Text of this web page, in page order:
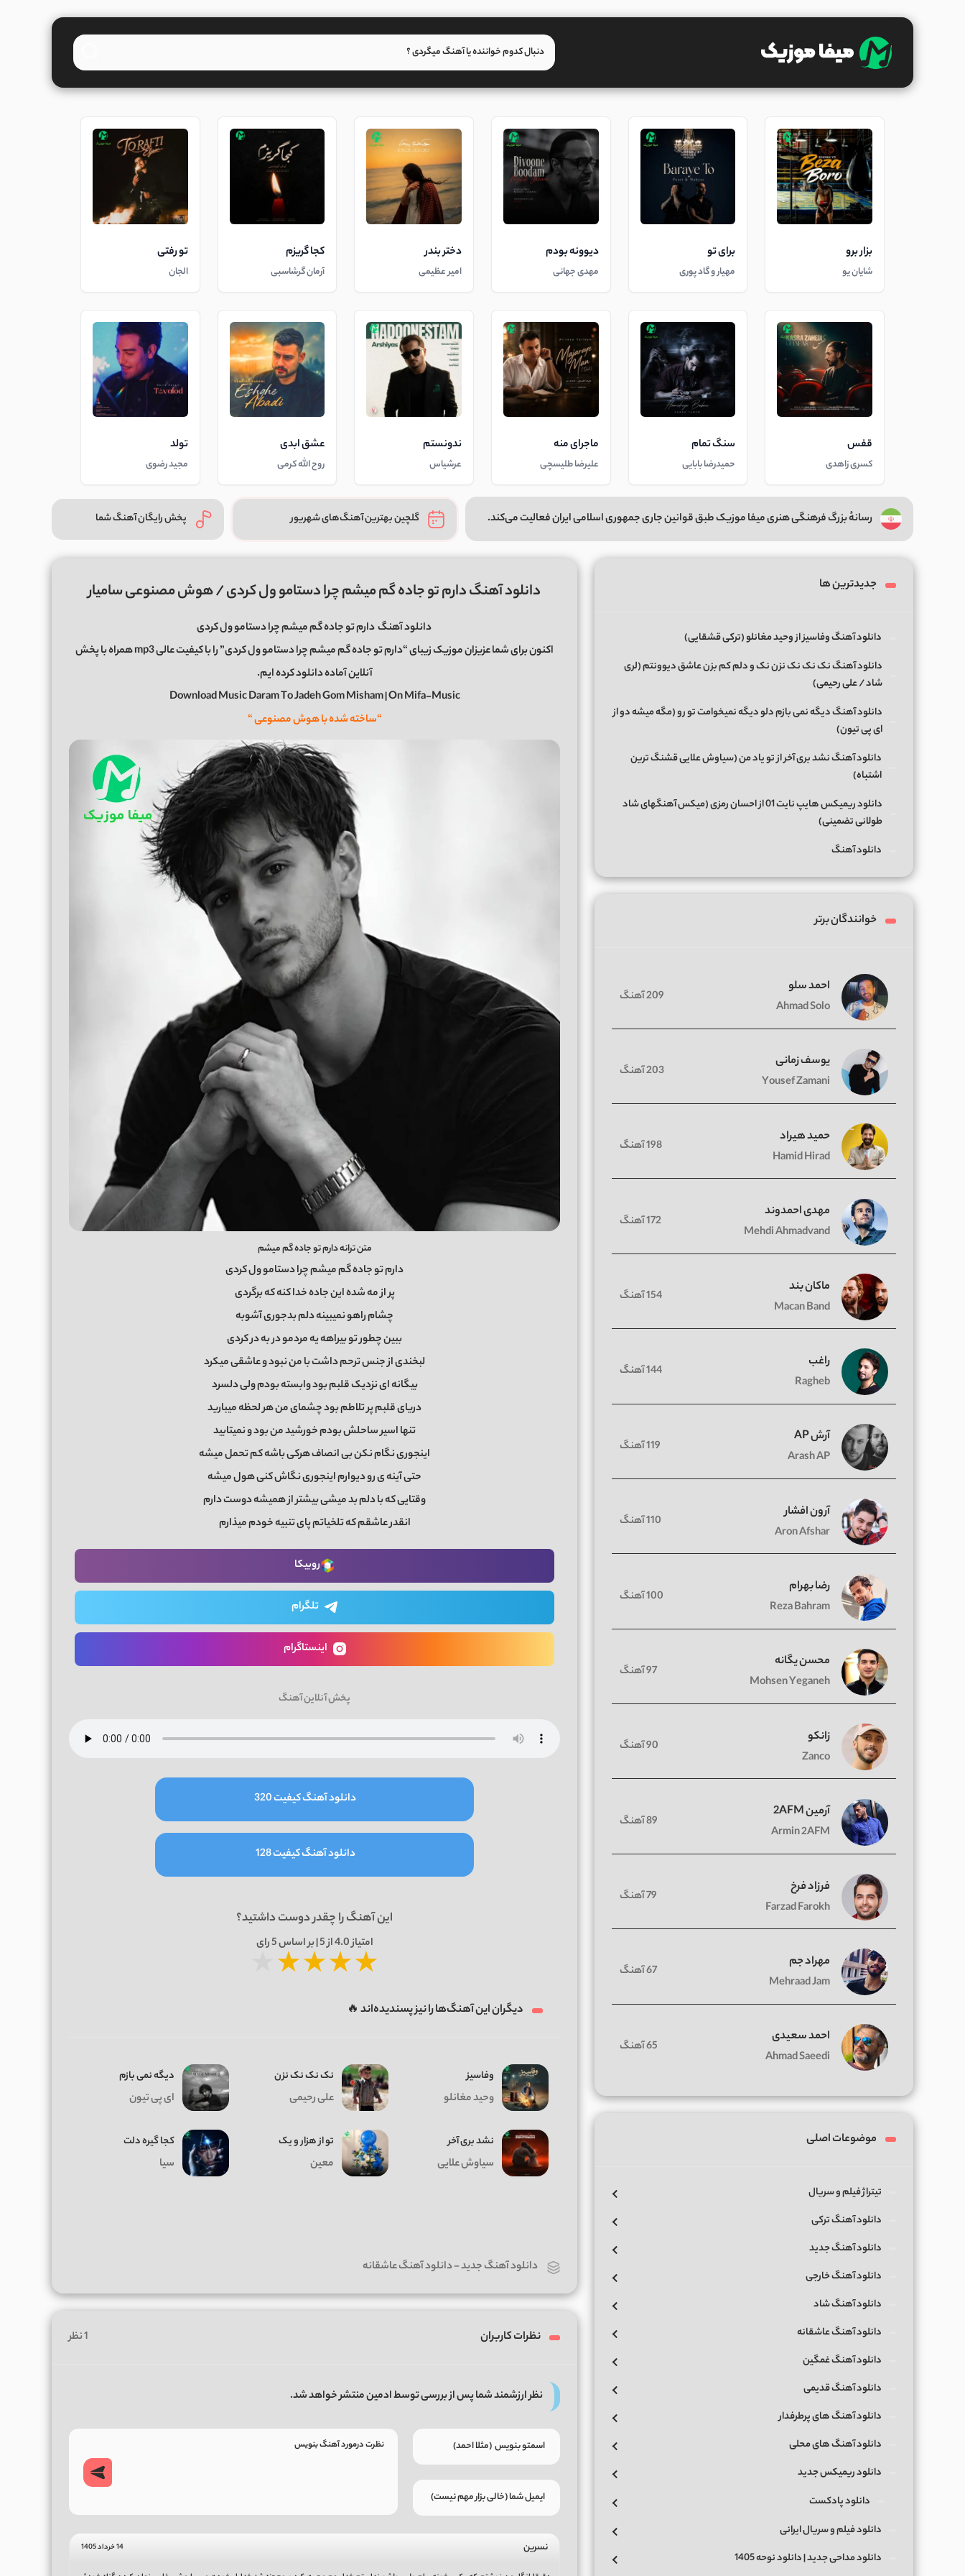
بزار برو
شایان یو
برای تو
مهیار و گاد پوری
دیوونه بودم
مهدی جهانی
دختر بندر
امیر عظیمی
کجا گریزم
آرمان گرشاسبی
تو رفتی
الجان
قفس
کسری زاهدی
سنگ تمام
حمیدرضا بابایی
ماجرای منه
علیرضا طلیسچی
ندونستم
عرشیاس
عشق ابدی
روح الله کرمی
تولد
مجید رضوی
رسانهٔ بزرگ فرهنگی هنری میفا موزیک طبق قوانین جاری جمهوری اسلامی ایران فعالیت می‌کند. گلچین بهترین آهنگ‌های شهریور پخش رایگان آهنگ شما
دانلود آهنگ دارم تو جاده گم میشم چرا دستامو ول کردی / هوش مصنوعی سامیار
دانلود آهنگدارم تو جاده گم میشم چرا دستامو ول کردی
اکنون برای شما عزیزان موزیک زیبای “دارم تو جاده گم میشم چرا دستامو ول کردی” را با کیفیت عالی mp3 همراه با پخش
آنلاین آماده دانلود کرده ایم.
Download Music Daram To Jadeh Gom Misham | On Mifa-Music
“ساخته شده با هوش مصنوعی “
متن ترانه دارم تو جاده گم میشم
دارم تو جاده گم میشم چرا دستامو ول کردی
پر از مه شده این جاده خدا کنه که برگردی
چشام راهو نمیبینه دلم بدجوری آشوبه
ببین چطور تو بیراهه یه مردمو در به در کردی
لبخندی از جنس ترحم داشت با من نبود و عاشقی میکرد
بیگانه ای نزدیک قلبم بود وابسته بودم ولی دلسرد
دریای قلبم پر تلاطم بود چشمای من هر لحظه میبارید
تنها اسیر ساحلش بودم خورشید من بود و نمیتابید
اینجوری نگام نکن بی انصاف هرکی باشه کم تحمل میشه
حتی آینه ی رو دیوارم اینجوری نگاش کنی هول میشه
وقتایی که با دلم بد میشی بیشتر از همیشه دوست دارم
انقدر عاشقم که تلخیاتم پای تنبیه خودم میذارم
روبیکا
تلگرام
اینستاگرام
پخش آنلاین آهنگ
دانلود آهنگ کیفیت 320
دانلود آهنگ کیفیت 128
این آهنگ را چقدر دوست داشتید؟
امتیاز4.0از 5 | بر اساس 5رای
★★★★
دیگران این آهنگ‌ها را نیز پسندیده‌اند 🔥
وفاسیز
وحید مغانلو
نک نک نک نزن
علی رحیمی
دیگه نمی بازم
ای پی تیون
نشد بری آخر
سیاوش علایی
تو از هزار و یک
معین
کجا گیره دلت
سیا
دانلود آهنگ جدید-دانلود آهنگ عاشقانه
نظرات کاربران 1 نظر
نظر ارزشمند شما پس از بررسی توسط ادمین منتشر خواهد شد.
نسرین 14 خرداد 1405
جدیدترین ها
دانلود آهنگ وفاسیز از وحید مغانلو (ترکی قشقایی)
دانلود آهنگ نک نک نک نزن نک و دلم کم بزن عاشق دیوونتم (لری
شاد / علی رحیمی)
دانلود آهنگ دیگه نمی بازم دلو دیگه نمیخوامت تو رو (مگه میشه دو از
ای پی تیون)
دانلود آهنگ نشد بری آخر از تو یاد من (سیاوش علایی قشنگ ترین
اشتباه)
دانلود ریمیکس هایپ نایت 01 از احسان رمزی (میکس آهنگهای شاد
طولانی تضمینی)
دانلود آهنگ
خوانندگان برتر
احمد سلو
Ahmad Solo
209 آهنگ
یوسف زمانی
Yousef Zamani
203 آهنگ
حمید هیراد
Hamid Hirad
198 آهنگ
مهدی احمدوند
Mehdi Ahmadvand
172 آهنگ
ماکان بند
Macan Band
154 آهنگ
راغب
Ragheb
144 آهنگ
آرش AP
Arash AP
119 آهنگ
آرون افشار
Aron Afshar
110 آهنگ
رضا بهرام
Reza Bahram
100 آهنگ
محسن یگانه
Mohsen Yeganeh
97 آهنگ
زانکو
Zanco
90 آهنگ
آرمین 2AFM
Armin 2AFM
89 آهنگ
فرزاد فرخ
Farzad Farokh
79 آهنگ
مهراد جم
Mehraad Jam
67 آهنگ
احمد سعیدی
Ahmad Saeedi
65 آهنگ
موضوعات اصلی
تیتراژ فیلم و سریال
دانلود آهنگ ترکی
دانلود آهنگ جدید
دانلود آهنگ خارجی
دانلود آهنگ شاد
دانلود آهنگ عاشقانه
دانلود آهنگ غمگین
دانلود آهنگ قدیمی
دانلود آهنگ های پرطرفدار
دانلود آهنگ های محلی
دانلود ریمیکس جدید
دانلود پادکست
دانلود فیلم و سریال ایرانی
دانلود مداحی جدید | دانلود نوحه 1405